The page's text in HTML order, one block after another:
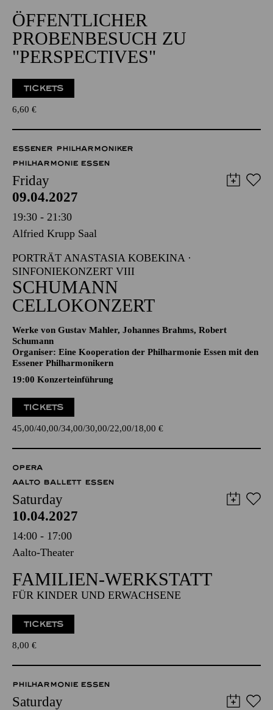
ÖFFENTLICHER
PROBENBESUCH ZU
"PERSPECTIVES"
TICKETS
6,60 €
ESSENER PHILHARMONIKER
PHILHARMONIE ESSEN
Friday
09.04.2027
19:30 - 21:30
Alfried Krupp Saal
PORTRÄT ANASTASIA KOBEKINA ·
SINFONIEKONZERT VIII
SCHUMANN
CELLOKONZERT
Werke von Gustav Mahler, Johannes Brahms, Robert
Schumann
Organiser: Eine Kooperation der Philharmonie Essen mit den
Essener Philharmonikern
19:00 Konzerteinführung
TICKETS
45,00 40,00 34,00 30,00 22,00 18,00 €
OPERA
AALTO BALLETT ESSEN
Saturday
10.04.2027
14:00 - 17:00
Aalto-Theater
FAMILIEN-WERKSTATT
FÜR KINDER UND ERWACHSENE
TICKETS
8,00 €
PHILHARMONIE ESSEN
Saturday